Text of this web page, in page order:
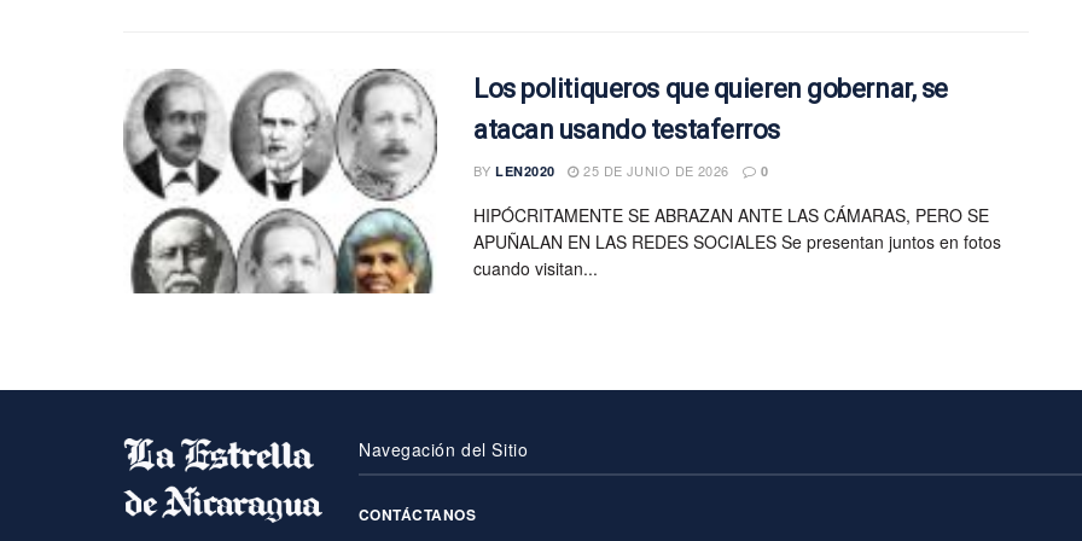
Los politiqueros que quieren gobernar, se
atacan usando testaferros
BY LEN2020 25 DE JUNIO DE 2026 0
HIPÓCRITAMENTE SE ABRAZAN ANTE LAS CÁMARAS, PERO SE
APUÑALAN EN LAS REDES SOCIALES Se presentan juntos en fotos
cuando visitan...
Navegación del Sitio
CONTÁCTANOS